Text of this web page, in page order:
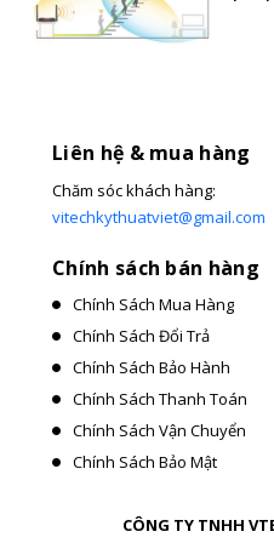
cần phải mất công di
Liên hệ & mua hàng
Chăm sóc khách hàng:
vitechkythuatviet@gmail.com
Chính sách bán hàng
Chính Sách Mua Hàng
Chính Sách Đổi Trả
Chính Sách Bảo Hành
Chính Sách Thanh Toán
Chính Sách Vận Chuyển
Chính Sách Bảo Mật
CÔNG TY TNHH